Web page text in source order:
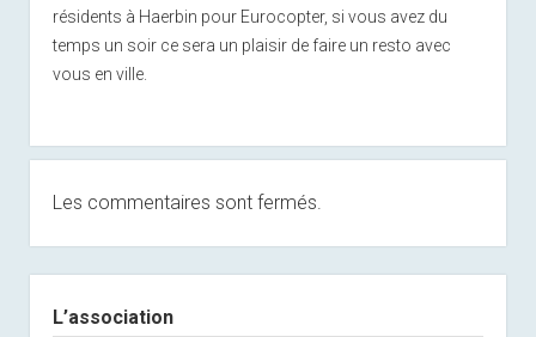
résidents à Haerbin pour Eurocopter, si vous avez du
temps un soir ce sera un plaisir de faire un resto avec
vous en ville.
Les commentaires sont fermés.
L’association